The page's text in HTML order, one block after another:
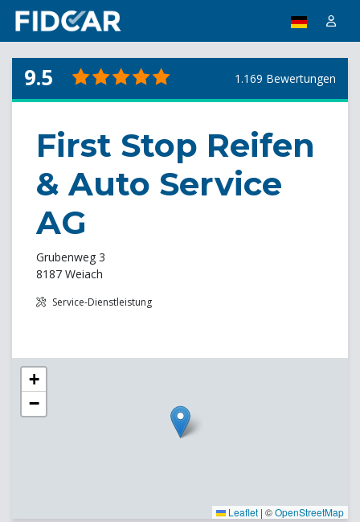
9.5 1.169 Bewertungen
First Stop Reifen
& Auto Service
AG
Grubenweg 3
8187 Weiach
Service-Dienstleistung
+
−
Leaflet | ©OpenStreetMap